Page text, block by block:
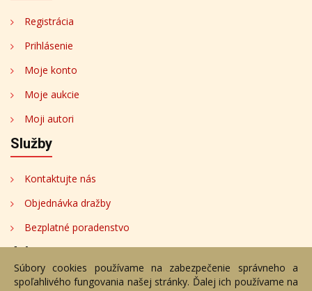
Registrácia
Prihlásenie
Moje konto
Moje aukcie
Moji autori
Služby
Kontaktujte nás
Objednávka dražby
Bezplatné poradenstvo
Adresa
Nižný Hrušov 333, 094 22, Slovenská republika
Súbory cookies používame na zabezpečenie správneho a
spoľahlivého fungovania našej stránky. Ďalej ich používame na